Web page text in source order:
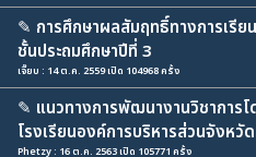
✎ การศึกษาผลสัมฤทธิ์ทางการเรี
ชั้นประถมศึกษาปีที่ 3
เจี๊ยบ : 14 ต.ค. 2559 เปิด 104968 ครั้ง
✎ แนวทางการพัฒนางานวิชาการ
โรงเรียนองค์การบริหารส่วนจังหวั
Phetzy : 16 ต.ค. 2563 เปิด 105771 ครั้ง